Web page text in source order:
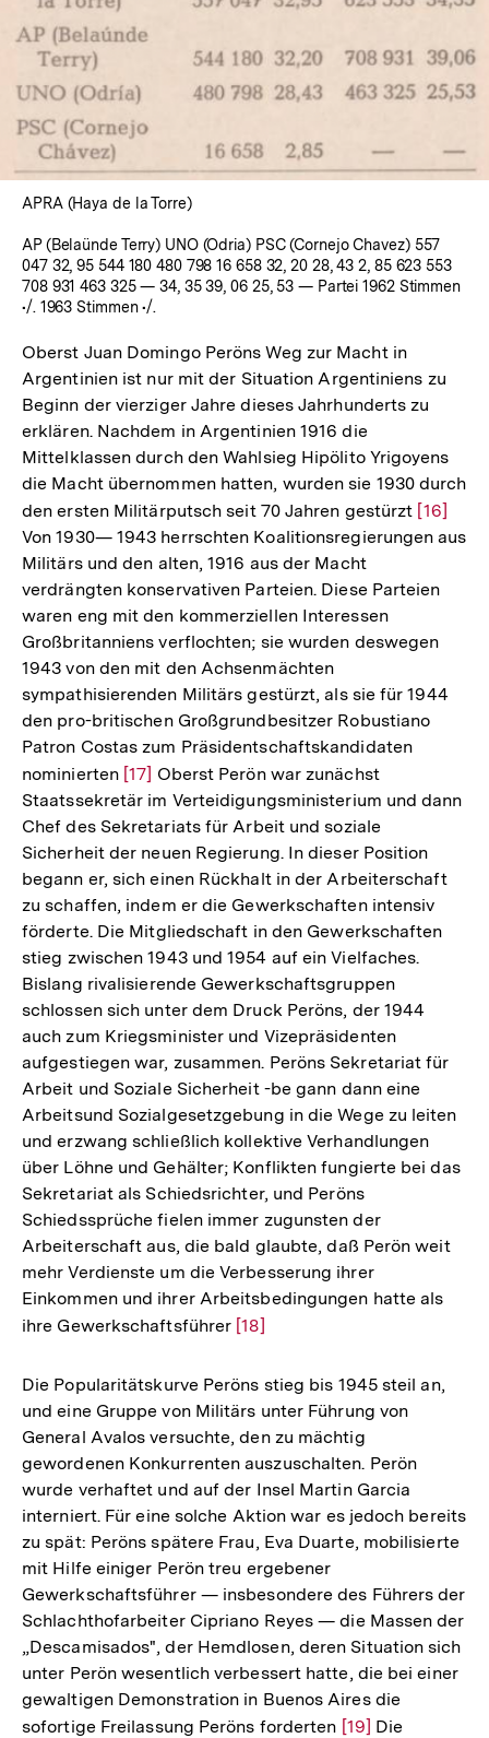
Lightbox
APRA (Haya de la Torre)
AP (Belaünde Terry) UNO (Odria) PSC (Cornejo Chavez) 557
047 32, 95 544 180 480 798 16 658 32, 20 28, 43 2, 85 623 553
708 931 463 325 — 34, 35 39, 06 25, 53 — Partei 1962 Stimmen
•/. 1963 Stimmen •/.
Oberst Juan Domingo Peröns Weg zur Macht in
Argentinien ist nur mit der Situation Argentiniens zu
Beginn der vierziger Jahre dieses Jahrhunderts zu
erklären. Nachdem in Argentinien 1916 die
Mittelklassen durch den Wahlsieg Hipölito Yrigoyens
die Macht übernommen hatten, wurden sie 1930 durch
den ersten Militärputsch seit 70 Jahren gestürzt Zur
Fußnote
[16]
Von 1930— 1943 herrschten Koalitionsregierungen aus
Militärs und den alten, 1916 aus der Macht
verdrängten konservativen Parteien. Diese Parteien
waren eng mit den kommerziellen Interessen
Großbritanniens verflochten; sie wurden deswegen
1943 von den mit den Achsenmächten
sympathisierenden Militärs gestürzt, als sie für 1944
den pro-britischen Großgrundbesitzer Robustiano
Patron Costas zum Präsidentschaftskandidaten
nominierten Zur
Auflösung
der
Fußnote
[17] Oberst Perön war zunächst
Staatssekretär im Verteidigungsministerium und dann
Chef des Sekretariats für Arbeit und soziale
Sicherheit der neuen Regierung. In dieser Position
begann er, sich einen Rückhalt in der Arbeiterschaft
zu schaffen, indem er die Gewerkschaften intensiv
förderte. Die Mitgliedschaft in den Gewerkschaften
stieg zwischen 1943 und 1954 auf ein Vielfaches.
Bislang rivalisierende Gewerkschaftsgruppen
schlossen sich unter dem Druck Peröns, der 1944
auch zum Kriegsminister und Vizepräsidenten
aufgestiegen war, zusammen. Peröns Sekretariat für
Arbeit und Soziale Sicherheit -be gann dann eine
Arbeitsund Sozialgesetzgebung in die Wege zu leiten
und erzwang schließlich kollektive Verhandlungen
über Löhne und Gehälter; Konflikten fungierte bei das
Sekretariat als Schiedsrichter, und Peröns
Schiedssprüche fielen immer zugunsten der
Arbeiterschaft aus, die bald glaubte, daß Perön weit
mehr Verdienste um die Verbesserung ihrer
Einkommen und ihrer Arbeitsbedingungen hatte als
ihre Gewerkschaftsführer Zur
der
Fußnote
[18]
Die Popularitätskurve Peröns stieg bis 1945 steil an,
und eine Gruppe von Militärs unter Führung von
General Avalos versuchte, den zu mächtig
gewordenen Konkurrenten auszuschalten. Perön
wurde verhaftet und auf der Insel Martin Garcia
interniert. Für eine solche Aktion war es jedoch bereits
zu spät: Peröns spätere Frau, Eva Duarte, mobilisierte
mit Hilfe einiger Perön treu ergebener
Gewerkschaftsführer — insbesondere des Führers der
Schlachthofarbeiter Cipriano Reyes — die Massen der
„Descamisados", der Hemdlosen, deren Situation sich
unter Perön wesentlich verbessert hatte, die bei einer
gewaltigen Demonstration in Buenos Aires die
sofortige Freilassung Peröns forderten Zur
[19] Die